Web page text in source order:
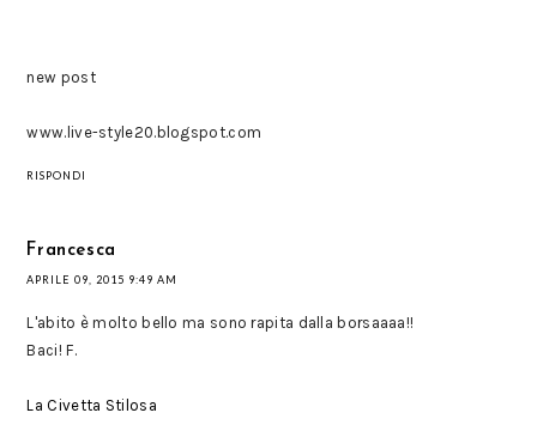
new post
www.live-style20.blogspot.com
RISPONDI
Francesca
APRILE 09, 2015 9:49 AM
L'abito è molto bello ma sono rapita dalla borsaaaa!!
Baci! F.
La Civetta Stilosa